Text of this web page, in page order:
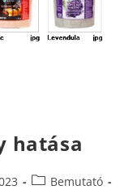
hatása
Bemutató